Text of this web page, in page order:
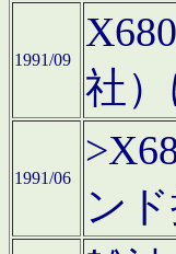
1991/09
社
1991/06
ン